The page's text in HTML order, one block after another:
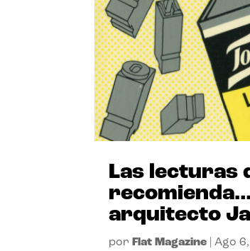
Las lecturas
arquitecto
por Flat Magazine |Ago